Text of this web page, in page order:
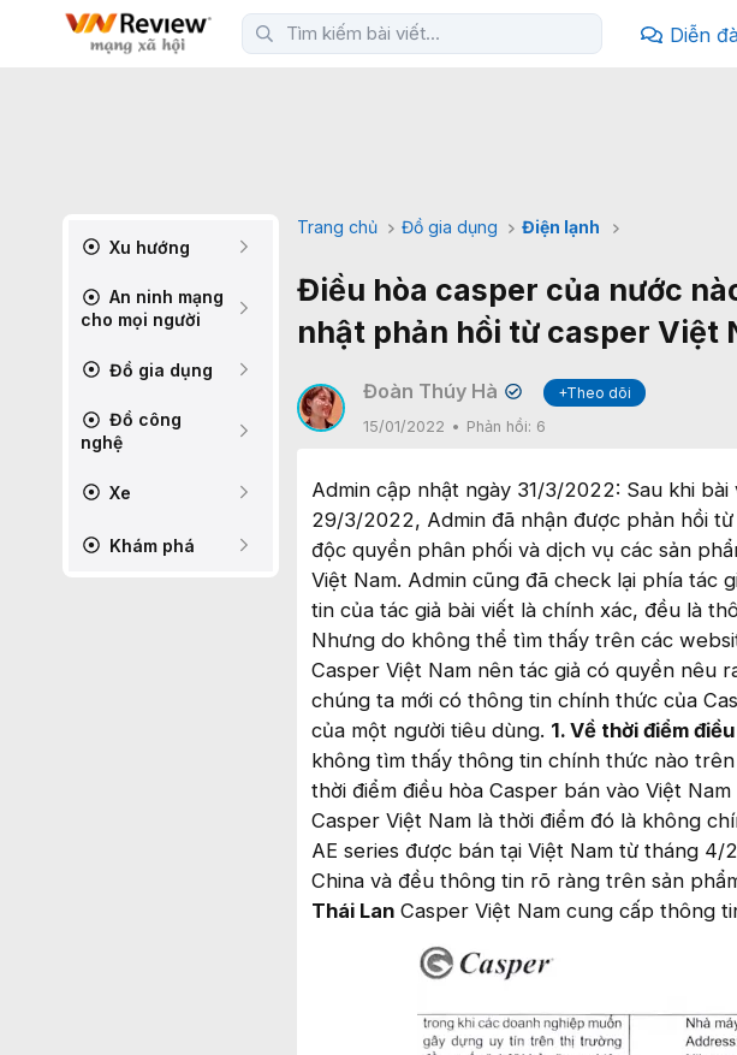
Diễn
Xu hướng
An ninh mạng
cho mọi người
Đồ gia dụng
Đồ công
nghệ
Xe
Khám phá
Trang chủ Đồ gia dụng Điện lạnh
Điều hòa casper của nước
nhật phản hồi từ casper Việt
Đoàn Thúy Hà ✔
+Theo dõi
15/01/2022
Phản hồi: 6
Admin cập nhật ngày 31/3/2022: Sau khi
29/3/2022, Admin đã nhận được phản hồi
độc quyền phân phối và dịch vụ các sản
Việt Nam. Admin cũng đã check lại phía tác
tin của tác giả bài viết là chính xác, đều là
Nhưng do không thể tìm thấy trên các
Casper Việt Nam nên tác giả có quyền nêu
chúng ta mới có thông tin chính thức của
của một người tiêu dùng. 1. Về thời điểm
không tìm thấy thông tin chính thức nào
thời điểm điều hòa Casper bán vào Việt
Casper Việt Nam là thời điểm đó là không
AE series được bán tại Việt Nam từ tháng 4/
China và đều thông tin rõ ràng trên sản
Thái Lan Casper Việt Nam cung cấp thông